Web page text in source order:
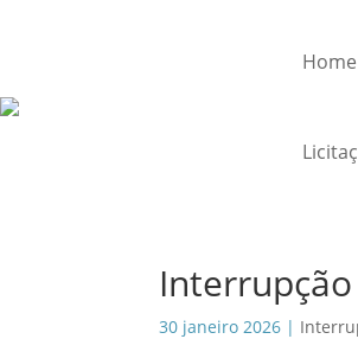
Home
30 janeiro 2026 |